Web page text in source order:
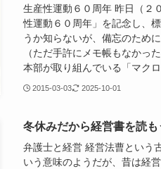
生産性運動６０周年 昨日（２
性運動６０周年」を記念し、
うか知らないが、備忘のため
（ただ手許にメモ帳もなかっ
本部が取り組んでいる「マクロ
2015-03-03 2025-10-01
冬休みだから経営書を読も
弁護士と経営 経営法曹という
いう意味のようだが、昔は経